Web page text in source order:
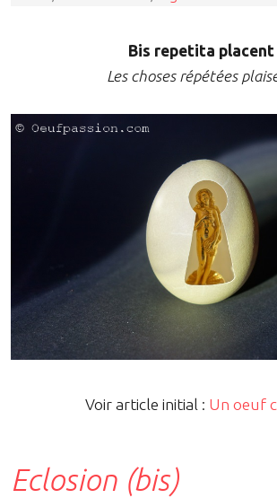
Bis repetita placent
Les choses répétées
Voir article initial : Un oeuf
Eclosion (bis)